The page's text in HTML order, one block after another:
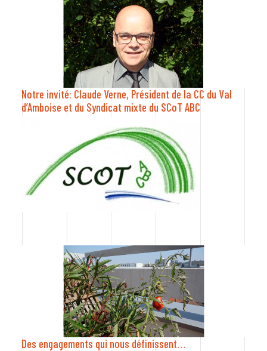
Notre invité: Claude Verne, Président de la CC du Val
d’Amboise et du Syndicat mixte du SCoT ABC
Des engagements qui nous définissent…